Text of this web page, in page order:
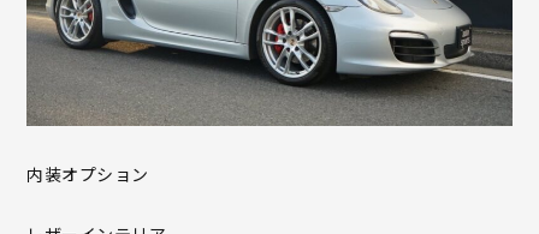
内装オプション